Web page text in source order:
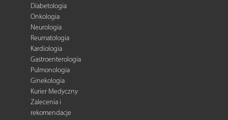
Diabetologia
Onkologia
Neurologia
Reumatologia
Kardiologia
Gastroenterologia
Pulmonologia
Ginekologia
Kurier Medyczny
Zalecenia i
rekomendacje